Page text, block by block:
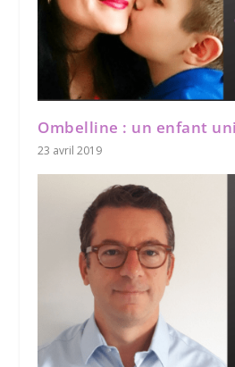
Ombelline : un enfant
23 avril 2019